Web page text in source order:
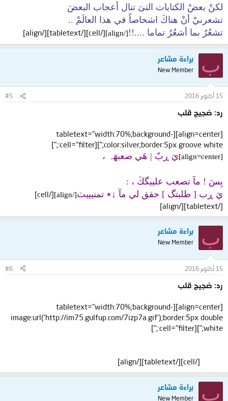
لكنْ بعضْ الكتابات التىَ تنال أعجاب البعضَ
تشعرنيْ أنْ هناكَ اشخاصاً في هذا العالَمْ ..
تشعُرُ بما أشعُرُ تماما ....!![/align]
[/cell][/tabletext][/align]
ب براءة مشاعر
New Member
15 أكتوبر 2016 #5
رد: ضجيج قلب
[align=center][tabletext="width:70%;background-
color:silver;border:5px groove white;"][cell="filter:;"]
[align=center] يَ ڕبّ | ھَي صعبھٓہ ،
بِسَ ! مآ تصعب علييگكَ ، :
يَ ڕب [ طلبتگ ] حقق لي مآ ↓​٭ تمنيييٺ[/align]
[/cell]
[/tabletext][/align]
ب براءة مشاعر
New Member
15 أكتوبر 2016 #6
رد: ضجيج قلب
[align=center][tabletext="width:70%;background-
image:url('http://im75.gulfup.com/7izp7a.gif');border:5px double
white;"][cell="filter:;"]
[/cell][/tabletext][/align]
ب براءة مشاعر
New Member